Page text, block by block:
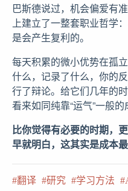
巴斯德说过，机会偏爱有
上建立了一整套职业哲学
是会产生复利的。
每天积累的微小优势在孤
什么，记录了什么，你的
行了辩论。给它们几年的
看来如同纯靠“运气”一般的
比你觉得有必要的时期，
早就明白，这其实是成本最
翻译 研究 学习方法